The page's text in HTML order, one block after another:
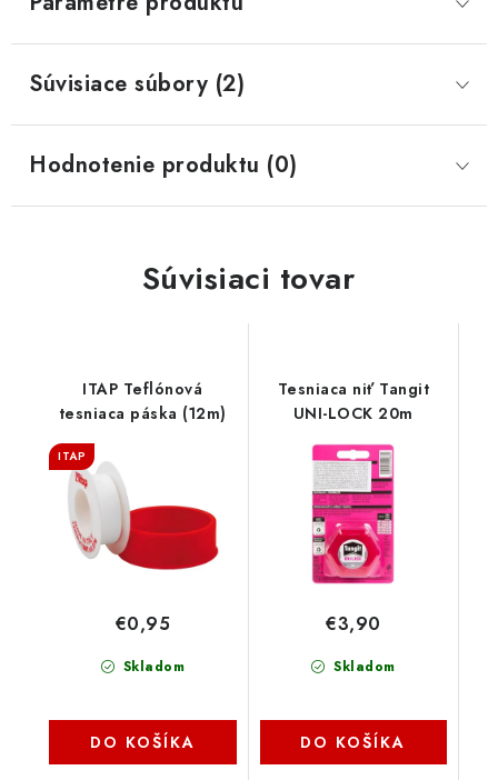
Súvisiace súbory (2)
Hodnotenie produktu (0)
Súvisiaci tovar
ITAP Teflónová
tesniaca páska (12m)
ITAP
Skladom
€0,95
DO KOŠÍKA
Tesniaca niť Tangit
UNI-LOCK 20m
Skladom
€3,90
DO KOŠÍKA